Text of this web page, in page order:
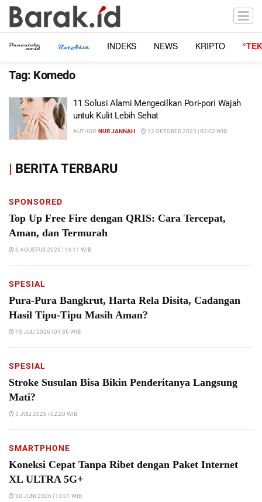
INDEKS NEWS KRIPTO
Tag: Komedo
11 Solusi Alami Mengecilkan Pori-pori Wajah
untuk Kulit Lebih Sehat
AUTHOR:NUR JANNAH 12 OKTOBER 2023 | 03:02 WIB
| BERITA TERBARU
SPONSORED
Top Up Free Fire dengan QRIS: Cara Tercepat,
Aman, dan Termurah
6 AGUSTUS 2026 | 14:11 WIB
SPESIAL
Pura-Pura Bangkrut, Harta Rela Disita, Cadangan
Hasil Tipu-Tipu Masih Aman?
13 JULI 2026 | 01:36 WIB
SPESIAL
Stroke Susulan Bisa Bikin Penderitanya Langsung
Mati?
5 JULI 2026 | 02:20 WIB
SMARTPHONE
Koneksi Cepat Tanpa Ribet dengan Paket Internet
XL ULTRA 5G+
30 JUNI 2026 | 13:01 WIB